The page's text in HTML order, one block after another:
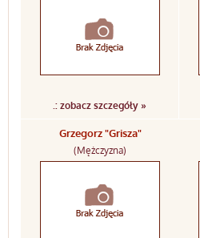
.: zobacz szczegóły »
Grzegorz "Grisza"
(Mężczyzna)